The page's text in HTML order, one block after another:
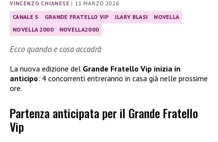
VINCENZO CHIANESE | 11 MARZO 2026
CANALE 5 GRANDE FRATELLO VIP ILARY BLASI
NOVELLA
NOVELLA 2000
NOVELLA2000
Ecco quando e cosa accadrà
La nuova edizione del Grande Fratello Vip inizia in
anticipo: 4 concorrenti entreranno in casa già nelle prossime
ore.
Partenza anticipata per il Grande Fratello
Vip